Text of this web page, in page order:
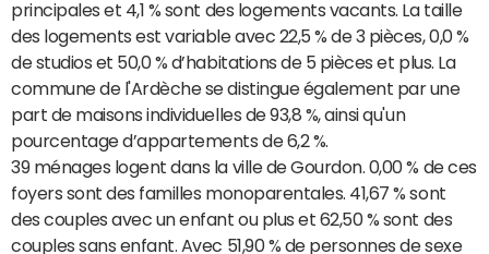
principales et 4,1 % sont des logements vacants. La taille
des logements est variable avec 22,5 % de 3 pièces, 0,0 %
de studios et 50,0 % d’habitations de 5 pièces et plus. La
commune de l'Ardèche se distingue également par une
part de maisons individuelles de 93,8 %, ainsi qu'un
pourcentage d’appartements de 6,2 %.
39 ménages logent dans la ville de Gourdon. 0,00 % de ces
foyers sont des familles monoparentales. 41,67 % sont
des couples avec un enfant ou plus et 62,50 % sont des
couples sans enfant. Avec 51,90 % de personnes de sexe